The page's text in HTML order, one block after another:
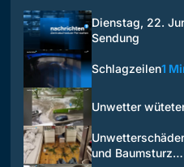
Dienstag, 22.
Sendung
Schlagzeilen1
Unwetter
und Baumsturz…